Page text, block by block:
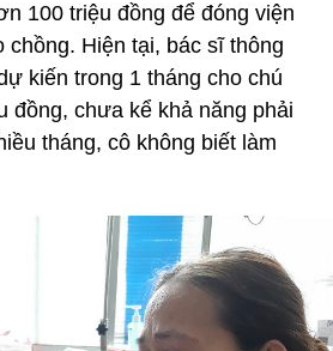
100 triệu đồng để đóng viện
chồng. Hiện tại, bác sĩ thông
kiến trong 1 tháng cho chú
đồng, chưa kể khả năng phải
tháng, cô không biết làm